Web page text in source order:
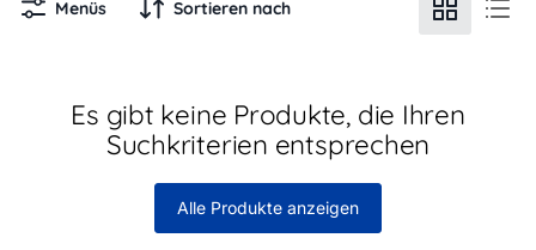
Menüs Sortieren nach
Es gibt keine Produkte, die Ihren
Suchkriterien entsprechen
Alle Produkte anzeigen